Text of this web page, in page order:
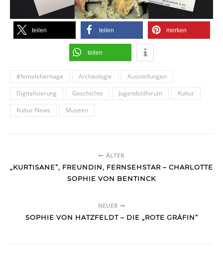
teilen teilen merken
teilen
#femaleheritage Archäologie
Ausstellungen
Digitalisierung
Geschichte Jugendstilforum
Kultur
Kultur-News
Museen
ÄLTER
„KURTISANE“, FREUNDIN, FERNSEHSTAR – CHARLOTTE
SOPHIE VON BENTINCK
NEUER
SOPHIE VON HATZFELDT – DIE „ROTE GRÄFIN“